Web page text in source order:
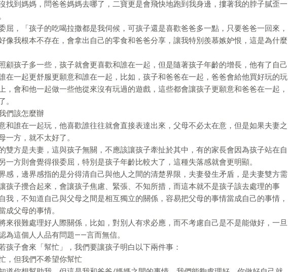
找到媽媽，問爸爸媽媽去哪了，二寶更是會飛快地跑到我身邊，摟著我的脖子膩歪一
屈，「孩子的吃喝拉撒都是我伺候，可孩子還是喜歡爸爸多一點，只要爸爸一回來，
像我根本不存在，會拿出自己的零食和爸爸分享，讓我特別羨慕嫉妒恨，這是為什麼
顧孩子多一些，孩子就會更喜歡和誰在一起，但是隨著孩子年齡的增長，他有了自己
在一起更舒服更願意和誰在一起，比如，孩子和爸爸在一起，爸爸會給他買好玩的玩
，會和他一起做一些他從來沒有玩過的遊戲，這些都會讓孩子更願意和爸爸在一起，
。
們該怎麼辦
和誰在一起玩，他喜歡誰往往就會直接表達出來，父母不必太在意，但是如果夫妻之
一方，就不太好了。
雙方是夫妻，這與孩子無關，不應該讓孩子牽扯於其中，有的家長會因為孩子站在自
一方則會覺得很委屈，特別是孩子年齡比較大了，這種失落感就會更明顯。
感，邊界感指的是分得清自己與他人之間的清楚界限，夫妻發生矛盾，是夫妻雙方需
孩子攪合起來，會讓孩子焦慮、緊張、不知所措，而這本就不是孩子該去處理的事
我，不知道自己與父母之間是相互獨立的關係，容易把父母的事情當成自己的事情，
成父母的事情。
來很難處理好人際關係，比如，對別人有求必應，而不考慮自己是不是能做好，一旦
為這個人人品有問題——言而無信。
孩子會來「幫忙」，我們要讓孩子明白以下兩件事：
，但我們不希望你幫忙